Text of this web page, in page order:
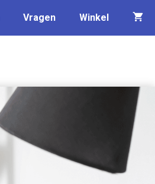
Vragen Winkel